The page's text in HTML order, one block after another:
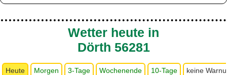
Wetter heute in
Dörth 56281
Heute Morgen 3-Tage Wochenende 10-Tage keine